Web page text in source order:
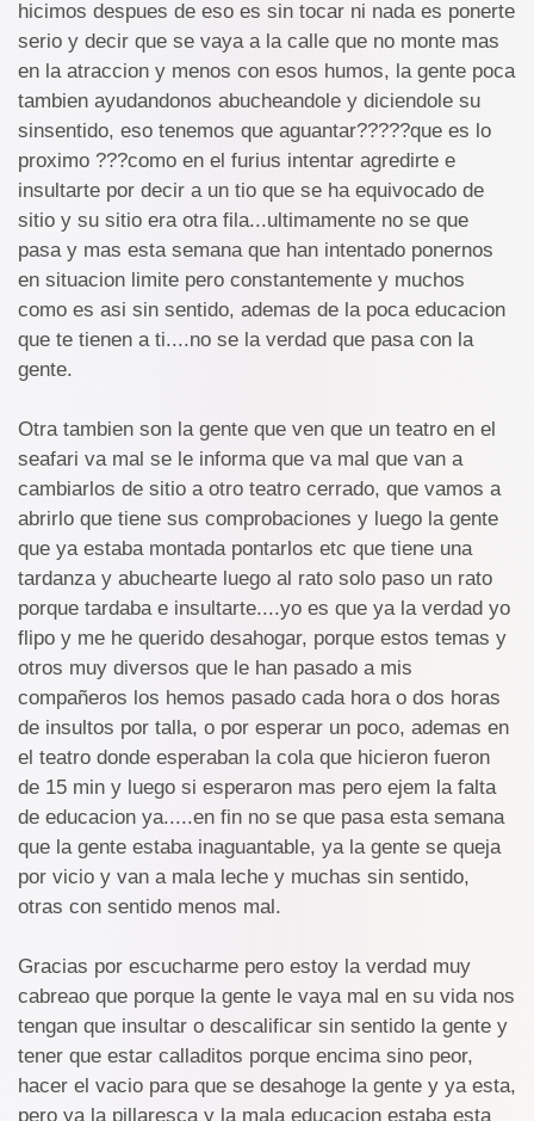
hicimos despues de eso es sin tocar ni nada es ponerte
serio y decir que se vaya a la calle que no monte mas
en la atraccion y menos con esos humos, la gente poca
tambien ayudandonos abucheandole y diciendole su
sinsentido, eso tenemos que aguantar?????que es lo
proximo ???como en el furius intentar agredirte e
insultarte por decir a un tio que se ha equivocado de
sitio y su sitio era otra fila...ultimamente no se que
pasa y mas esta semana que han intentado ponernos
en situacion limite pero constantemente y muchos
como es asi sin sentido, ademas de la poca educacion
que te tienen a ti....no se la verdad que pasa con la
gente.
Otra tambien son la gente que ven que un teatro en el
seafari va mal se le informa que va mal que van a
cambiarlos de sitio a otro teatro cerrado, que vamos a
abrirlo que tiene sus comprobaciones y luego la gente
que ya estaba montada pontarlos etc que tiene una
tardanza y abuchearte luego al rato solo paso un rato
porque tardaba e insultarte....yo es que ya la verdad yo
flipo y me he querido desahogar, porque estos temas y
otros muy diversos que le han pasado a mis
compañeros los hemos pasado cada hora o dos horas
de insultos por talla, o por esperar un poco, ademas en
el teatro donde esperaban la cola que hicieron fueron
de 15 min y luego si esperaron mas pero ejem la falta
de educacion ya.....en fin no se que pasa esta semana
que la gente estaba inaguantable, ya la gente se queja
por vicio y van a mala leche y muchas sin sentido,
otras con sentido menos mal.
Gracias por escucharme pero estoy la verdad muy
cabreao que porque la gente le vaya mal en su vida nos
tengan que insultar o descalificar sin sentido la gente y
tener que estar calladitos porque encima sino peor,
hacer el vacio para que se desahoge la gente y ya esta,
pero ya la pillaresca y la mala educacion estaba esta